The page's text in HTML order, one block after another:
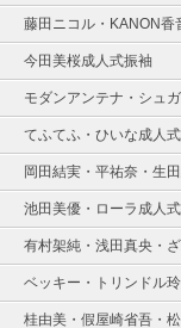
藤田ニコル・KANON香
今田美桜成人式振袖
モダンアンテナ・シュ
てふてふ・ひいな成人
岡田結実・平祐奈・生
池田美優・ローラ成人
有村架純・浅田真央・
ベッキー・トリンドル
桂由美・假屋崎省吾・